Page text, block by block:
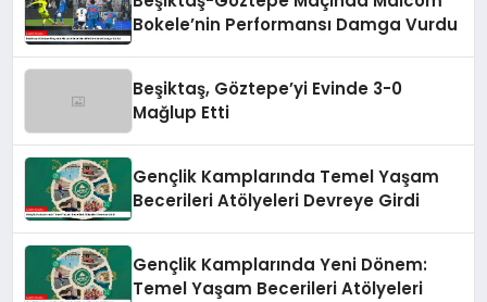
Bokele’nin Performansı Damga Vurdu
Beşiktaş, Göztepe’yi Evinde 3-0
Mağlup Etti
Gençlik Kamplarında Temel Yaşam
Becerileri Atölyeleri Devreye Girdi
Gençlik Kamplarında Yeni Dönem:
Temel Yaşam Becerileri Atölyeleri